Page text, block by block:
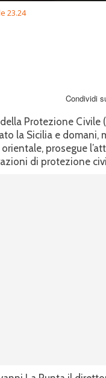
23.24
Condividi
Protezione Civile
la Sicilia e domani,
prosegue
di protezione